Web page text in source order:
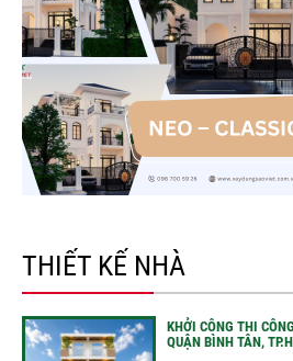
THIẾT KẾ NHÀ
KHỞI CÔNG THI
QUẬN BÌNH TÂN,